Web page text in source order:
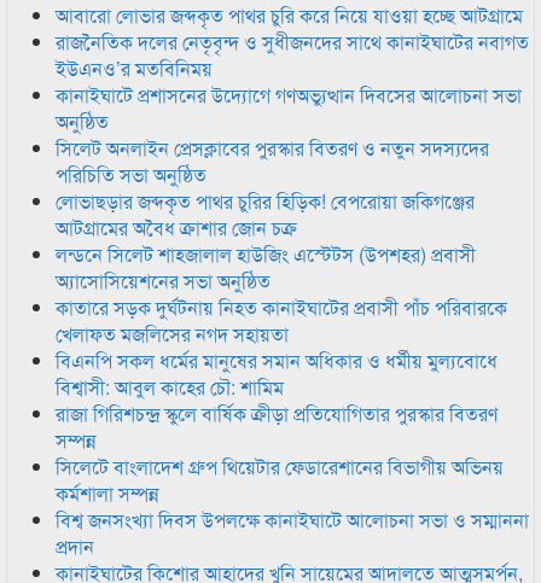
আবারো লোভার জব্দকৃত পাথর চুরি করে নিয়ে যাওয়া হচ্ছে আটগ্রামে
রাজনৈতিক দলের নেতৃবৃন্দ ও সুধীজনদের সাথে কানাইঘাটের নবাগত
ইউএনও’র মতবিনিময়
কানাইঘাটে প্রশাসনের উদ্যোগে গণঅভ্যুত্থান দিবসের আলোচনা সভা
অনুষ্ঠিত
সিলেট অনলাইন প্রেসক্লাবের পুরস্কার বিতরণ ও নতুন সদস্যদের
পরিচিতি সভা অনুষ্ঠিত
লোভাছড়ার জব্দকৃত পাথর চুরির হিড়িক! বেপরোয়া জকিগঞ্জের
আটগ্রামের অবৈধ ক্রাশার জোন চক্র
লন্ডনে সিলেট শাহজালাল হাউজিং এস্টেটস (উপশহর) প্রবাসী
অ্যাসোসিয়েশনের সভা অনুষ্ঠিত
কাতারে সড়ক দুর্ঘটনায় নিহত কানাইঘাটের প্রবাসী পাঁচ পরিবারকে
খেলাফত মজলিসের নগদ সহায়তা
বিএনপি সকল ধর্মের মানুষের সমান অধিকার ও ধর্মীয় মুল্যবোধে
বিশ্বাসী: আবুল কাহের চৌ: শামিম
রাজা গিরিশচন্দ্র স্কুলে বার্ষিক ক্রীড়া প্রতিযোগিতার পুরস্কার বিতরণ
সম্পন্ন
সিলেটে বাংলাদেশ গ্রুপ থিয়েটার ফেডারেশানের বিভাগীয় অভিনয়
কর্মশালা সম্পন্ন
বিশ্ব জনসংখ্যা দিবস উপলক্ষে কানাইঘাটে আলোচনা সভা ও সম্মাননা
প্রদান
কানাইঘাটের কিশোর আহাদের খুনি সায়েমের আদালতে আত্মসমর্পন,